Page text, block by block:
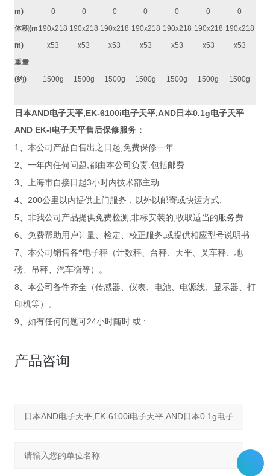
m)
0
0
0
0
0
0
0
体积(m
m)
190x218
x53
190x218
x53
190x218
x53
190x218
x53
190x218
x53
190x218
x53
190x218
x53
重量
(约) 1500g 1500g 1500g 1500g 1500g 1500g 1500g
日本AND电子天平,EK-6100i电子天平,AND日本0.1g电子天平
AND EK-I电子天平售后保修服务：
1、本公司产品自售出之日起,免费保修一年.
2、一年内任何问题,都由本公司负责.包括邮费
3、上海市自接日起3小时内技术部主动
4、 200公里以内提供上门服务，以外以邮寄或快运方式.
5、非我公司产品提供免费检测 ,非标安装的,收取适当的服务费.
6、免费帮助用户计量、检定、校正服务,或提供相应型号说明书
7、本公司销售各*电子秤（计数秤、台秤、天平、叉车秤、地
磅、吊秤、汽车衡等）。
8、本公司备件齐全（传感器、仪表、电池、电源线、显示器、打
印机等）。
9、如有任何问题可24小时随时 或:
产品咨询